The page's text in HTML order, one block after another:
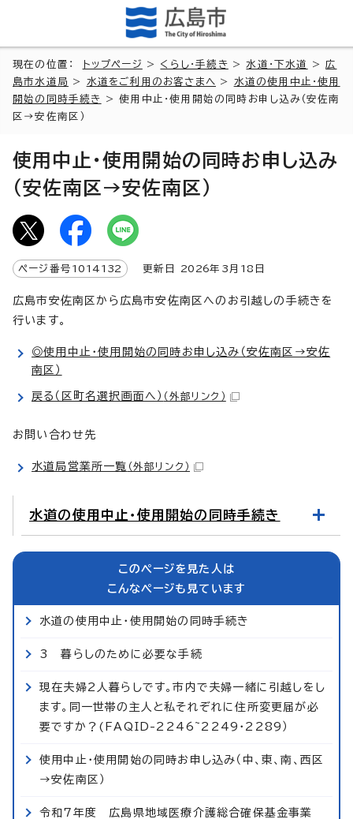
現在の位置： トップページ > くらし・手続き >水道・下水道 >広
島市水道局
> 水道をご利用のお客さまへ > 水道の使用中止・使用
開始の同時手続き
> 使用中止・使用開始の同時お申し込み（安佐南
区→安佐南区）
使用中止・使用開始の同時お申し込み
（安佐南区→安佐南区）
ページ番号 1014132 更新日 2026年3月 18 日
広島市安佐南区から広島市安佐南区へのお引越しの手続きを
行います。
◎使用中止・使用開始の同時お申し込み（安佐南区→安佐
南区）
戻る（区町名選択画面へ） （外部リンク）
お問い合わせ先
水道局営業所一覧 （外部リンク）
水道の使用中止・使用開始の同時手続き
このページを見た人は
こんなページも見ています
水道の使用中止・使用開始の同時手続き
3 暮らしのために必要な手続
現在夫婦2人暮らしです。市内で夫婦一緒に引越しをし
ます。同一世帯の主人と私それぞれに住所変更届が必
要ですか？(FAQID-2246~2249・2289）
使用中止・使用開始の同時お申し込み（中、東、南、西区
→安佐南区）
令和7年度 広島県地域医療介護総合確保基金事業